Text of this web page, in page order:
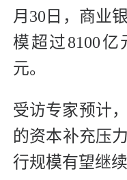
月30日，商业
模超过8100亿
元。
受访专家预计
的资本补充压
行规模有望继续